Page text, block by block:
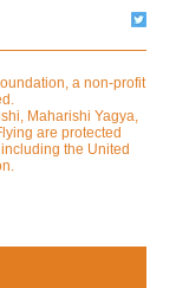
a non-profit
Maharishi Yagya,
are protected
the United